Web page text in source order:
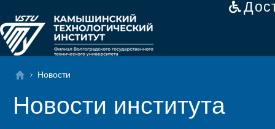
Новости
Новости института